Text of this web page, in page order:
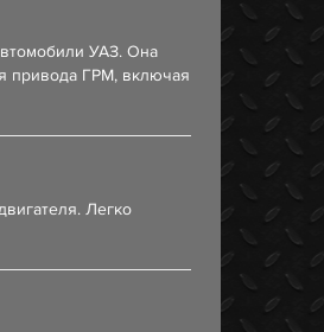
УАЗ. Она
привода ГРМ, включая
Легко